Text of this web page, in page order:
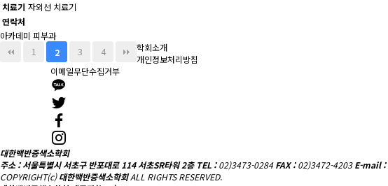
치료기 자외선 치료기
연락처
아카데미 피부과
1 2 3 4
학회소개
개인정보처리방침
이메일무단수집거부
대한백반증색소학회
주소 : 서울특별시 서초구 반포대로 114 서초SR타워 2층 TEL :02)3473-0284 FAX :02)3472-4203 E-mail :
COPYRIGHT(c)대한백반증색소학회ALL RIGHTS RESERVED.